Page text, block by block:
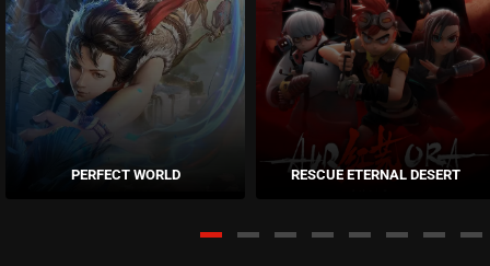
ASSISTIDO
EPISÓDIO 07
julho 08, 2023
EPISÓDIO 06
PERFECT WORLD RESCUE ETERNAL DESERT